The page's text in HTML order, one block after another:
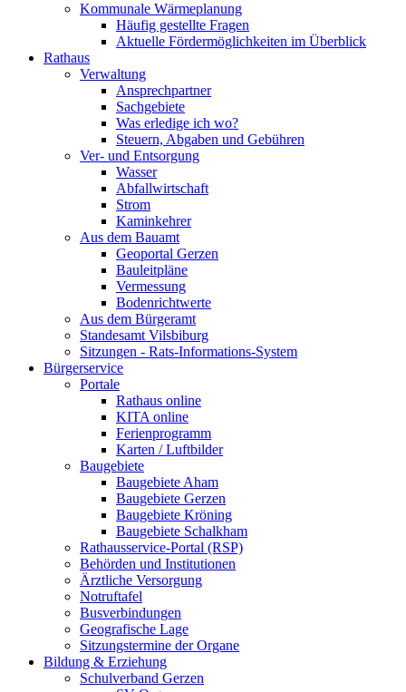
Kommunale Wärmeplanung
Häufig gestellte Fragen
Aktuelle Fördermöglichkeiten im Überblick
Rathaus
Verwaltung
Ansprechpartner
Sachgebiete
Was erledige ich wo?
Steuern, Abgaben und Gebühren
Ver- und Entsorgung
Wasser
Abfallwirtschaft
Strom
Kaminkehrer
Aus dem Bauamt
Geoportal Gerzen
Bauleitpläne
Vermessung
Bodenrichtwerte
Aus dem Bürgeramt
Standesamt Vilsbiburg
Sitzungen - Rats-Informations-System
Bürgerservice
Portale
Rathaus online
KITA online
Ferienprogramm
Karten / Luftbilder
Baugebiete
Baugebiete Aham
Baugebiete Gerzen
Baugebiete Kröning
Baugebiete Schalkham
Rathausservice-Portal (RSP)
Behörden und Institutionen
Ärztliche Versorgung
Notruftafel
Busverbindungen
Geografische Lage
Sitzungstermine der Organe
Bildung & Erziehung
Schulverband Gerzen